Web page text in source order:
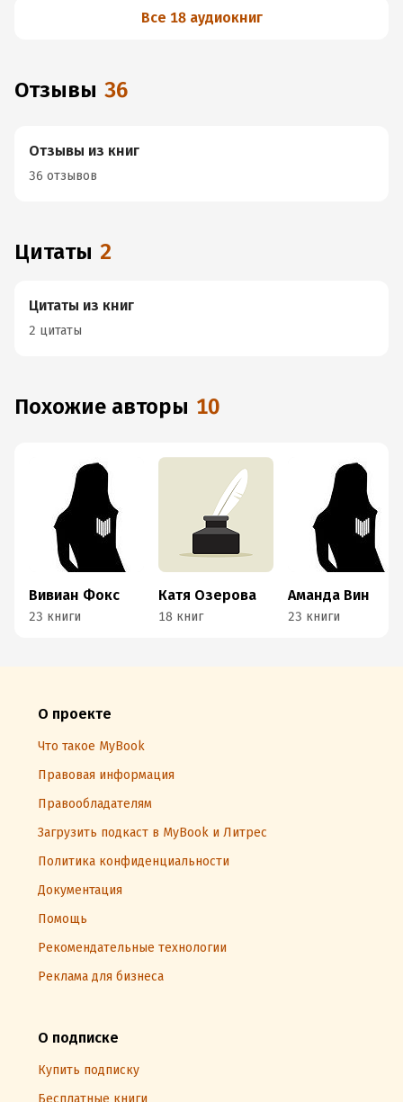
Все 18 аудиокниг
Отзывы 36
Отзывы из книг
36 отзывов
Цитаты 2
Цитаты из книг
2 цитаты
Похожие авторы 10
Вивиан Фокс
23 книги
Катя Озерова
18 книг
Аманда Вин
23 книги
О проекте
Что такое MyBook
Правовая информация
Правообладателям
Загрузить подкаст в MyBook и Литрес
Политика конфиденциальности
Документация
Помощь
Рекомендательные технологии
Реклама для бизнеса
О подписке
Купить подписку
Бесплатные книги